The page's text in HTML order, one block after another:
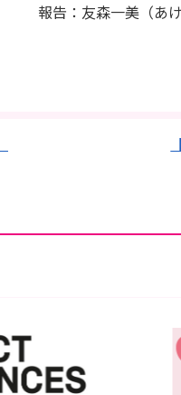
報告：友森一美（あ